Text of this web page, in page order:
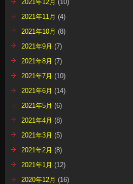
2021年12月 (10)
2021年11月 (4)
2021年10月 (8)
2021年9月 (7)
2021年8月 (7)
2021年7月 (10)
2021年6月 (14)
2021年5月 (6)
2021年4月 (8)
2021年3月 (5)
2021年2月 (8)
2021年1月 (12)
2020年12月 (16)